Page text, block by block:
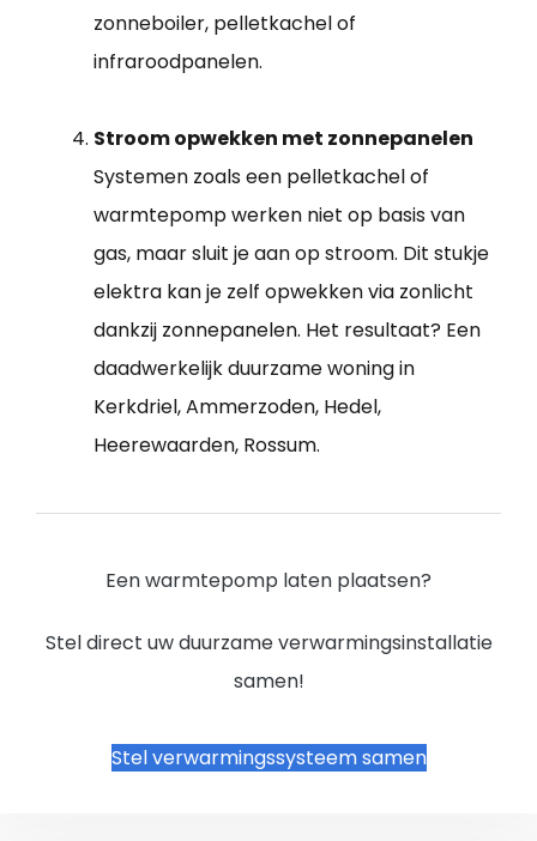
zonneboiler, pelletkachel of
infraroodpanelen.
Stroom opwekken met zonnepanelen
Systemen zoals een pelletkachel of
warmtepomp werken niet op basis van
gas, maar sluit je aan op stroom. Dit stukje
elektra kan je zelf opwekken via zonlicht
dankzij zonnepanelen. Het resultaat? Een
daadwerkelijk duurzame woning in
Kerkdriel, Ammerzoden, Hedel,
Heerewaarden, Rossum.
Een warmtepomp laten plaatsen?
Stel direct uw duurzame verwarmingsinstallatie
samen!
Stel verwarmingssysteem samen